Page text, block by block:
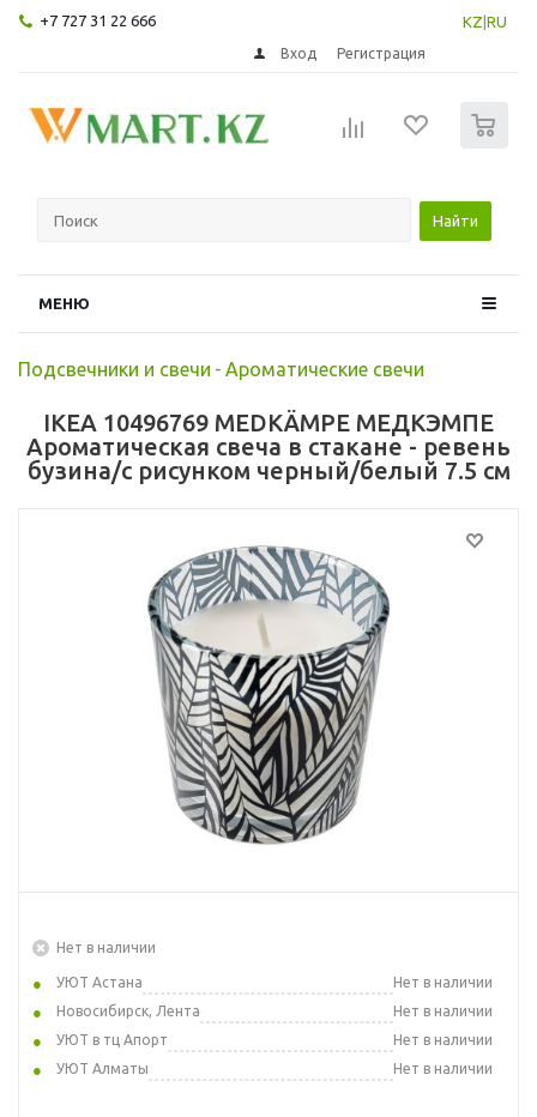
+7 727 31 22 666 KZ RU
Вход Регистрация
Найти
МЕНЮ
Подсвечники и свечи - Ароматические свечи
IKEA 10496769 MEDKÄMPE МЕДКЭМПЕ
Ароматическая свеча в стакане - ревень
бузина/с рисунком черный/белый 7.5 см
Нет в наличии
УЮТ Астана
Нет в наличии
Новосибирск, Лента
Нет в наличии
УЮТ в тц Апорт
Нет в наличии
УЮТ Алматы
Нет в наличии